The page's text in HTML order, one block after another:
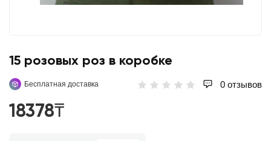
15 розовых роз в коробке
Бесплатная доставка 0 отзывов
18378₸